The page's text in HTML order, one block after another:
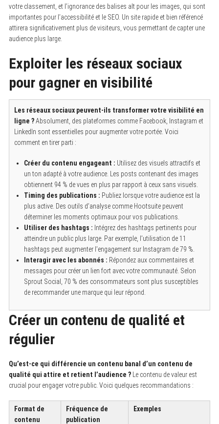
votre classement, et l’ignorance des balises alt pour les images, qui sont
importantes pour l’accessibilité et le SEO. Un site rapide et bien référencé
attirera significativement plus de visiteurs, vous permettant de capter une
audience plus large.
Exploiter les réseaux sociaux
pour gagner en visibilité
Les réseaux sociaux peuvent-ils transformer votre visibilité en
ligne ?Absolument, des plateformes comme Facebook, Instagram et
LinkedIn sont essentielles pour augmenter votre portée. Voici
comment en tirer parti :
Créer du contenu engageant : Utilisez des visuels attractifs et
un ton adapté à votre audience. Les posts contenant des images
obtiennent 94 % de vues en plus par rapport à ceux sans visuels.
Timing des publications : Publiez lorsque votre audience est la
plus active. Des outils d’analyse comme Hootsuite peuvent
déterminer les moments optimaux pour vos publications.
Utiliser des hashtags : Intégrez des hashtags pertinents pour
atteindre un public plus large. Par exemple, l’utilisation de 11
hashtags peut augmenter l’engagement sur Instagram de 79 %.
Interagir avec les abonnés : Répondez aux commentaires et
messages pour créer un lien fort avec votre communauté. Selon
Sprout Social, 70 % des consommateurs sont plus susceptibles
de recommander une marque qui leur répond.
Créer un contenu de qualité et
régulier
Qu’est-ce qui différencie un contenu banal d’un contenu de
qualité qui attire et retient l’audience ?Le contenu de valeur est
crucial pour engager votre public. Voici quelques recommandations :
Format de
contenu
Fréquence de
publication
Exemples